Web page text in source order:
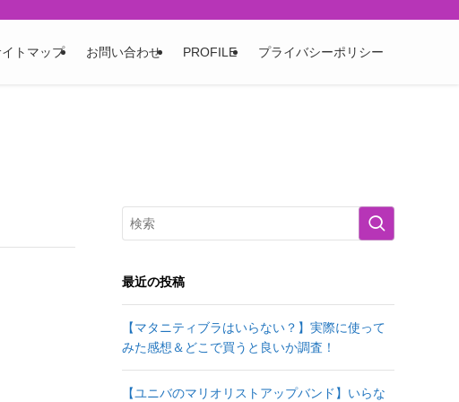
トマップ お問い合わせ PROFILE プライバシーポリシー
最近の投稿
【マタニティブラはいらない？】実際に使って
みた感想＆どこで買うと良いか調査！
【ユニバのマリオリストアップバンド】いらな